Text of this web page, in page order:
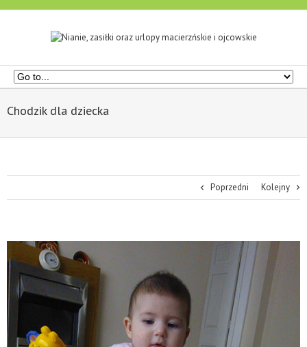
Chodzik dla dziecka
Poprzedni Kolejny